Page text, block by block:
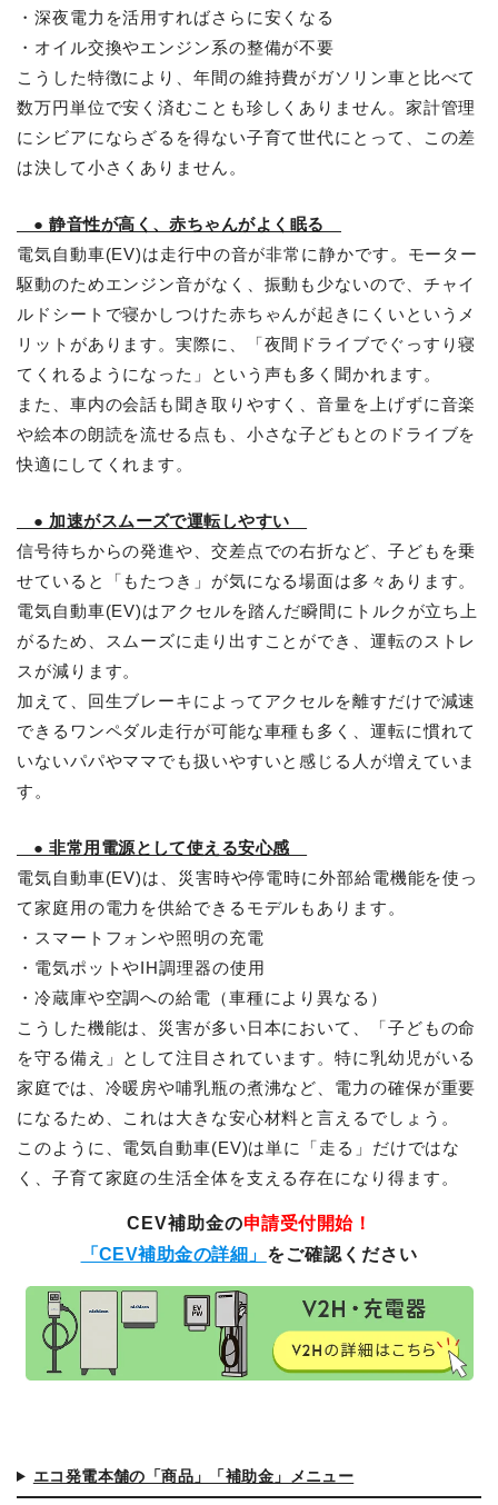
・深夜電力を活用すればさらに安くなる
・オイル交換やエンジン系の整備が不要
こうした特徴により、年間の維持費がガソリン車と比べて
数万円単位で安く済むことも珍しくありません。家計管理
にシビアにならざるを得ない子育て世代にとって、この差
は決して小さくありません。
● 静音性が高く、赤ちゃんがよく眠る
電気自動車(EV)は走行中の音が非常に静かです。モーター
駆動のためエンジン音がなく、振動も少ないので、チャイ
ルドシートで寝かしつけた赤ちゃんが起きにくいというメ
リットがあります。実際に、「夜間ドライブでぐっすり寝
てくれるようになった」という声も多く聞かれます。
また、車内の会話も聞き取りやすく、音量を上げずに音楽
や絵本の朗読を流せる点も、小さな子どもとのドライブを
快適にしてくれます。
● 加速がスムーズで運転しやすい
信号待ちからの発進や、交差点での右折など、子どもを乗
せていると「もたつき」が気になる場面は多々あります。
電気自動車(EV)はアクセルを踏んだ瞬間にトルクが立ち上
がるため、スムーズに走り出すことができ、運転のストレ
スが減ります。
加えて、回生ブレーキによってアクセルを離すだけで減速
できるワンペダル走行が可能な車種も多く、運転に慣れて
いないパパやママでも扱いやすいと感じる人が増えていま
す。
● 非常用電源として使える安心感
電気自動車(EV)は、災害時や停電時に外部給電機能を使っ
て家庭用の電力を供給できるモデルもあります。
・スマートフォンや照明の充電
・電気ポットやIH調理器の使用
・冷蔵庫や空調への給電（車種により異なる）
こうした機能は、災害が多い日本において、「子どもの命
を守る備え」として注目されています。特に乳幼児がいる
家庭では、冷暖房や哺乳瓶の煮沸など、電力の確保が重要
になるため、これは大きな安心材料と言えるでしょう。
このように、電気自動車(EV)は単に「走る」だけではな
く、子育て家庭の生活全体を支える存在になり得ます。
CEV補助金の申請受付開始！
「CEV補助金の詳細」 をご確認ください
エコ発電本舗の「商品」「補助金」メニュー